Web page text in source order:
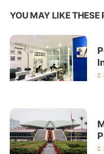
YOU MAY LIKE THESE